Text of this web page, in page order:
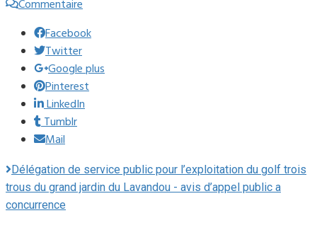
Commentaire
Facebook
Twitter
Google plus
Pinterest
LinkedIn
Tumblr
Mail
Délégation de service public pour l’exploitation du golf trois
trous du grand jardin du Lavandou - avis d’appel public a
concurrence